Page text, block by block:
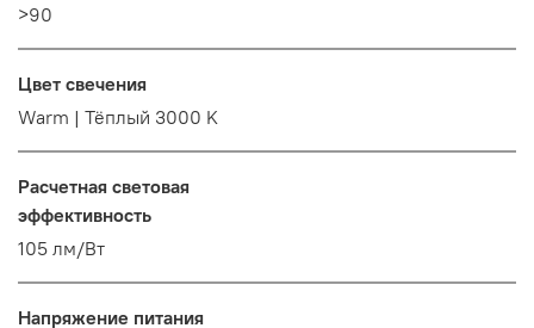
>90
Цвет свечения
Warm | Тёплый 3000 K
Расчетная световая
эффективность
105 лм/Вт
Напряжение питания